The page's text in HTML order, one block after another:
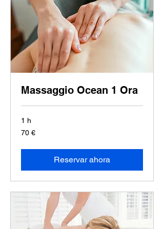
Massaggio Ocean 1 Ora
1 h
70
euros
70 €
Reservar ahora